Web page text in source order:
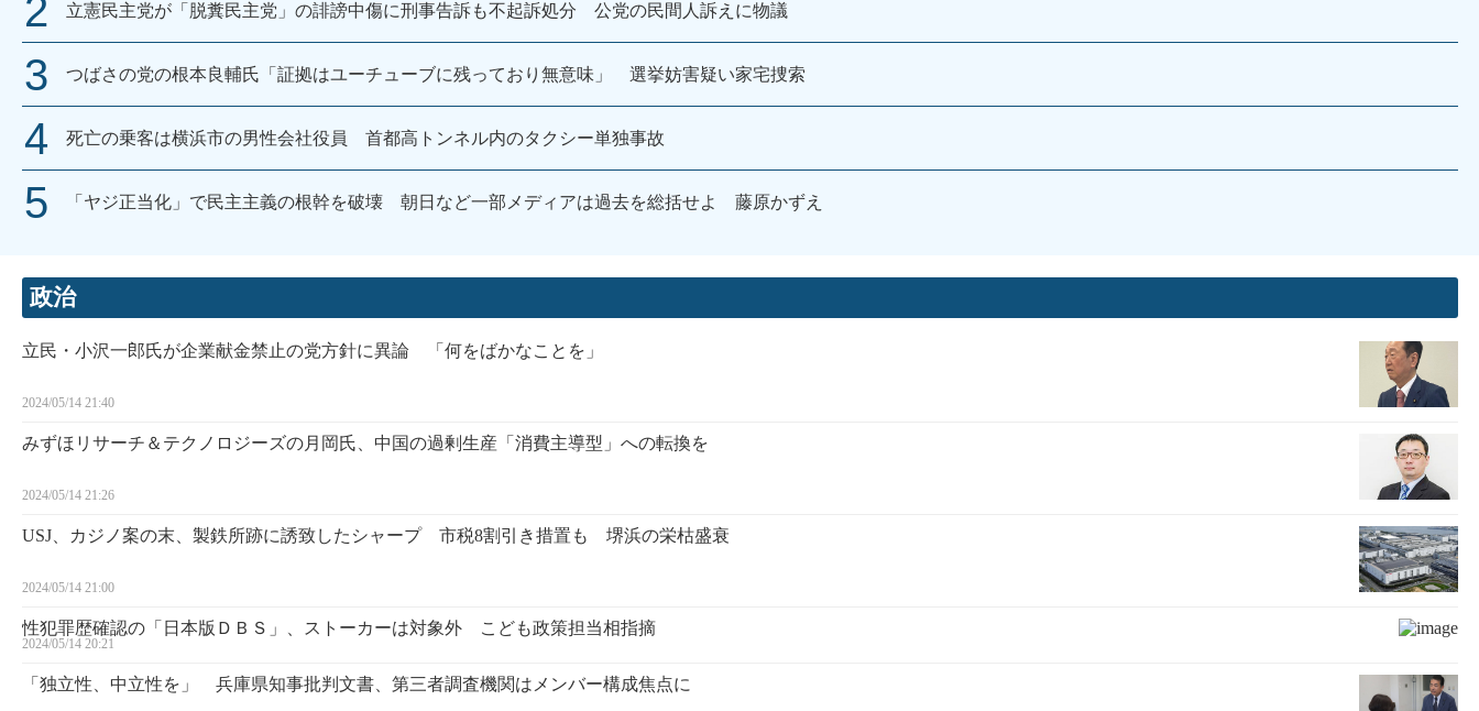
立憲民主党が「脱糞民主党」の誹謗中傷に刑事告訴も不起訴処分 公党の民間人訴えに物議
つばさの党の根本良輔氏「証拠はユーチューブに残っており無意味」 選挙妨害疑い家宅捜索
死亡の乗客は横浜市の男性会社役員 首都高トンネル内のタクシー単独事故
「ヤジ正当化」で民主主義の根幹を破壊 朝日など一部メディアは過去を総括せよ 藤原かずえ
政治
立民・小沢一郎氏が企業献金禁止の党方針に異論 「何をばかなことを」
2024/05/14 21:40
みずほリサーチ＆テクノロジーズの月岡氏、中国の過剰生産「消費主導型」への転換を
2024/05/14 21:26
USJ、カジノ案の末、製鉄所跡に誘致したシャープ 市税8割引き措置も 堺浜の栄枯盛衰
2024/05/14 21:00
性犯罪歴確認の「日本版ＤＢＳ」、ストーカーは対象外 こども政策担当相指摘
2024/05/14 20:21
「独立性、中立性を」 兵庫県知事批判文書、第三者調査機関はメンバー構成焦点に